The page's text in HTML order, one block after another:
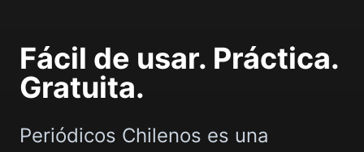
Fácil de usar. Práctica.
Gratuita.
Periódicos Chilenos es una